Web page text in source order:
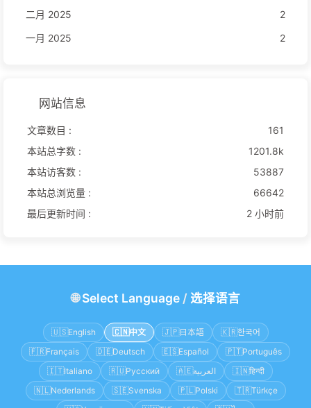
二月 2025
2
一月 2025
2
网站信息
文章数目 :
161
本站总字数 :
1201.8k
本站访客数 :
53887
本站总浏览量 :
66642
最后更新时间 :
2 小时前
🌐Select Language/ 选择语言
🇺🇸English 🇨🇳 中文 🇯🇵日本語 🇰🇷한국어
🇫🇷Français 🇩🇪Deutsch 🇪🇸Español 🇵🇹Português
🇮🇹Italiano 🇷🇺Русский 🇦🇪العربية 🇮🇳हिन्दी
🇳🇱Nederlands 🇸🇪Svenska 🇵🇱Polski 🇹🇷Türkçe